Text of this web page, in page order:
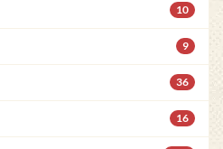
10
9
36
16